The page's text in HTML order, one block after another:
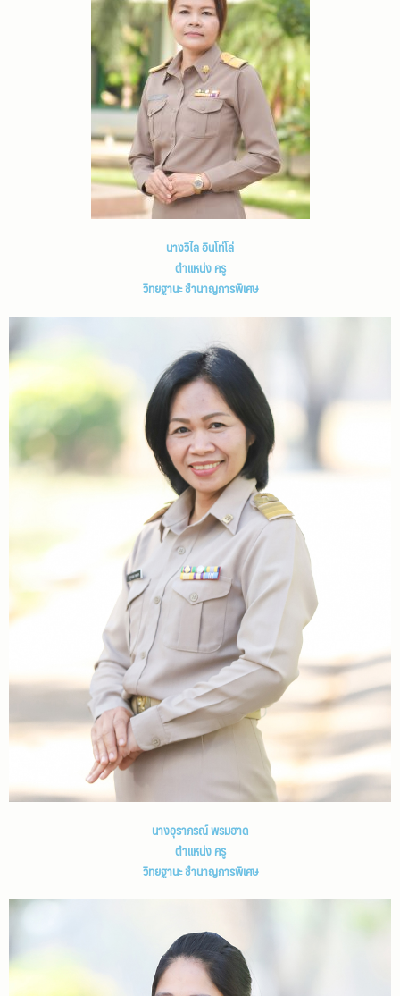
นางวิไล อินโท่โล่
ตำแหน่ง ครู
วิทยฐานะ ชำนาญการพิเศษ
นางอุราภรณ์ พรมฮาด
ตำแหน่ง ครู
วิทยฐานะ ชำนาญการพิเศษ